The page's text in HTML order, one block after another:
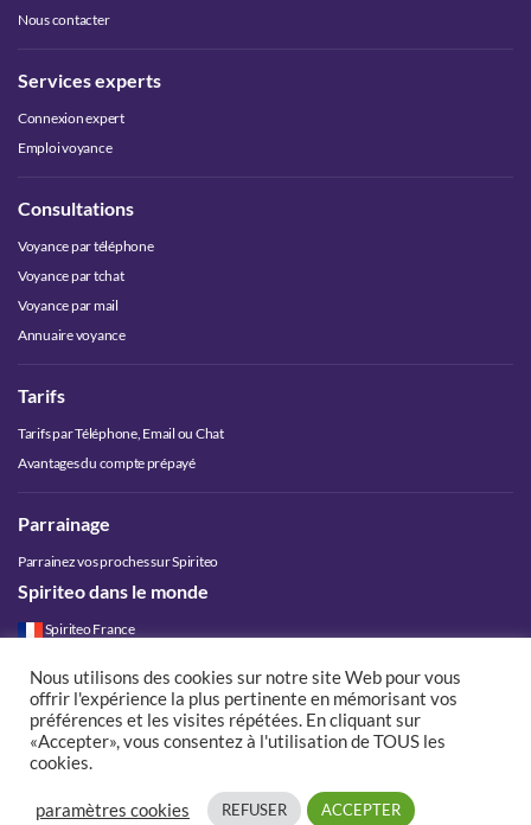
Nous contacter
Services experts
Connexion expert
Emploi voyance
Consultations
Voyance par téléphone
Voyance par tchat
Voyance par mail
Annuaire voyance
Tarifs
Tarifs par Téléphone, Email ou Chat
Avantages du compte prépayé
Parrainage
Parrainez vos proches sur Spiriteo
Spiriteo dans le monde
Spiriteo France
Spiriteo Luxembourg
Spiriteo Suisse
Spiriteo Canada
Nous utilisons des cookies sur notre site Web pour vous
offrir l'expérience la plus pertinente en mémorisant vos
préférences et les visites répétées. En cliquant sur
«Accepter», vous consentez à l'utilisation de TOUS les
cookies.
paramètres cookies REFUSER ACCEPTER